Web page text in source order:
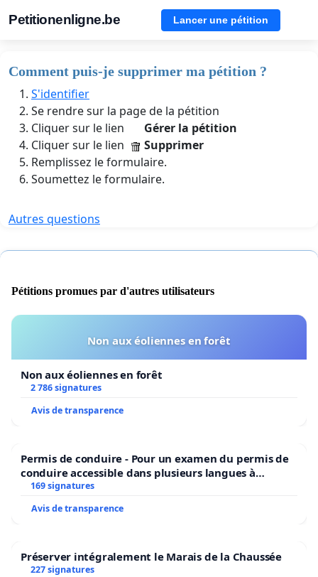
Petitionenligne.be Lancer une pétition
Comment puis-je supprimer ma pétition ?
S'identifier
Se rendre sur la page de la pétition
Cliquer sur le lien
Gérer la pétition
Cliquer sur le lien
Supprimer
Remplissez le formulaire.
Soumettez le formulaire.
Autres questions
Pétitions promues par d'autres utilisateurs
Non aux éoliennes en forêt
Non aux éoliennes en forêt
2 786 signatures
Avis de transparence
Permis de conduire - Pour un examen du permis de
conduire accessible dans plusieurs langues à
Bruxelles
169 signatures
Avis de transparence
Préserver intégralement le Marais de la Chaussée
227 signatures